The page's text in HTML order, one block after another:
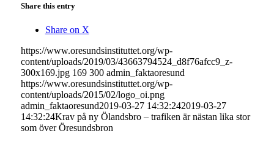
Share this entry
Share on X
https://www.oresundsinstituttet.org/wp-
content/uploads/2019/03/43663794524_d8f76afcc9_z-
300x169.jpg 169 300 admin_faktaoresund
https://www.oresundsinstituttet.org/wp-
content/uploads/2015/02/logo_oi.png
admin_faktaoresund2019-03-27 14:32:242019-03-27
14:32:24Krav på ny Ölandsbro – trafiken är nästan lika stor
som över Öresundsbron